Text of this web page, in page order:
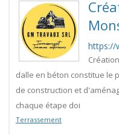
https://
dalle en béton constitue le
de construction et
chaque étape doi
Terrassement